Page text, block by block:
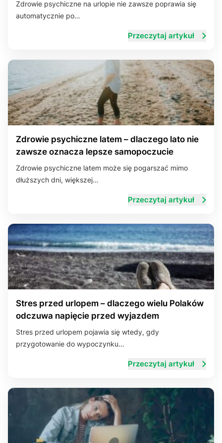
Układ trawienny
Zdrowie psychiczne na urlopie nie zawsze poprawia się
automatycznie po…
Przeczytaj artykuł
Zdrowie psychiczne latem – dlaczego lato nie
zawsze oznacza lepsze samopoczucie
Zdrowie psychiczne latem może się pogarszać mimo
dłuższych dni, większej…
Przeczytaj artykuł
Stres przed urlopem – dlaczego wielu Polaków
odczuwa napięcie przed wyjazdem
Stres przed urlopem pojawia się wtedy, gdy
przygotowanie do wypoczynku…
Przeczytaj artykuł